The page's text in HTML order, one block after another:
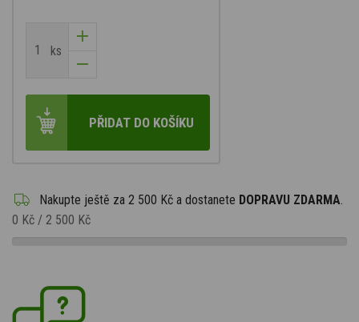
ks
PŘIDAT DO KOŠÍKU
Nakupte ještě za 2 500 Kč a dostanete DOPRAVU ZDARMA
0 Kč / 2 500 Kč